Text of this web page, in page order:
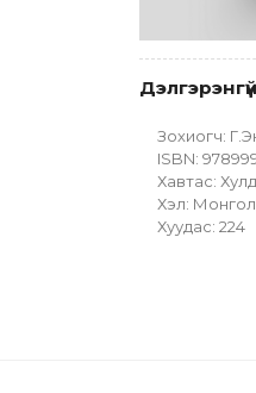
Дэлгэрэнгүй
Зохиогч:
ISBN:
Хавтас:
Хэл: Монгол
Хуудас: 224